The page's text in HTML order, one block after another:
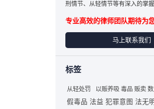
刑情节、从轻情节等有深入的掌
专业高效的律师团队期待为
马上联系我们
标签
从轻处罚 以贩养吸 毒品 贩卖
假毒品 法益 犯罪意图 法无